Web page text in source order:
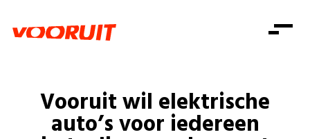
Zorg
Onze mensen
Doe mee
Doe mee
Shop
Vooruit wil elektrische
auto’s voor iedereen